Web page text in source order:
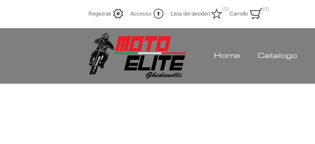
Registrati Accesso Lista dei desideri
(0)
Carrello
(0)
Home Catalogo